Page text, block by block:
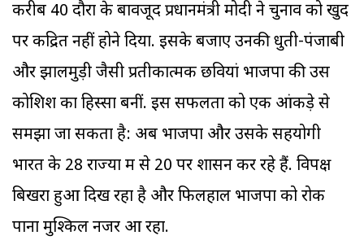
करीब 40 दौरों के बावजूद प्रधानमंत्री मोदी ने चुनाव को खुद
पर केंद्रित नहीं होने दिया. इसके बजाए उनकी धुती-पंजाबी
और झालमुड़ी जैसी प्रतीकात्मक छवियां भाजपा की उस
कोशिश का हिस्सा बनीं. इस सफलता को एक आंकड़े से
समझा जा सकता है: अब भाजपा और उसके सहयोगी
भारत के 28 राज्यों में से 20 पर शासन कर रहे हैं. विपक्ष
बिखरा हुआ दिख रहा है और फिलहाल भाजपा को रोक
पाना मुश्किल नजर आ रहा.